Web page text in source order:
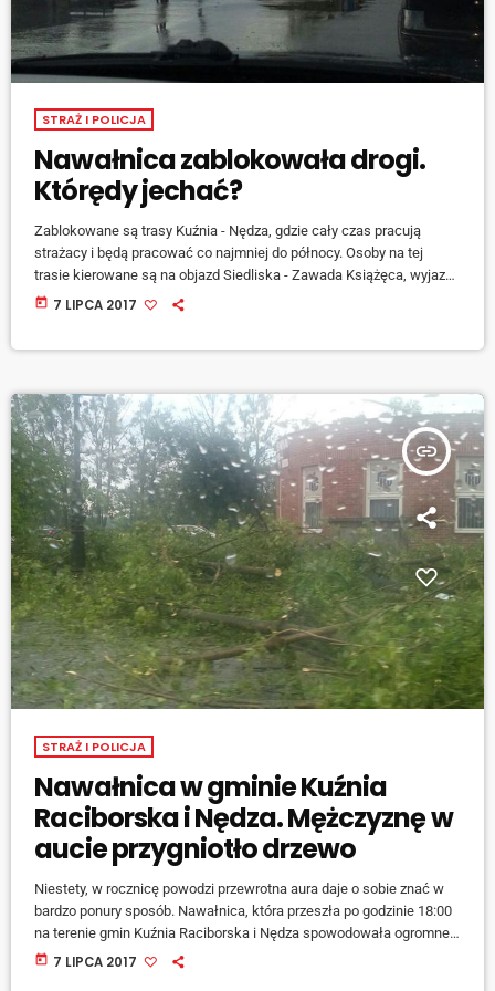
STRAŻ I POLICJA
Nawałnica zablokowała drogi.
Którędy jechać?
Zablokowane są trasy Kuźnia - Nędza, gdzie cały czas pracują
strażacy i będą pracować co najmniej do północy. Osoby na tej
trasie kierowane są na objazd Siedliska - Zawada Książęca, wyjazd
w Raciborzu przy kanale Ulga. Przypominamy, że droga Nędza -
today 7 LIPCA 2017
insert_link
STRAŻ I POLICJA
Nawałnica w gminie Kuźnia
Raciborska i Nędza. Mężczyznę w
aucie przygniotło drzewo
Niestety, w rocznicę powodzi przewrotna aura daje o sobie znać w
bardzo ponury sposób. Nawałnica, która przeszła po godzinie 18:00
na terenie gmin Kuźnia Raciborska i Nędza spowodowała ogromne
spustoszenia. Drogi są nieprzejezdne, na jezdniach są powalone
today 7 LIPCA 2017